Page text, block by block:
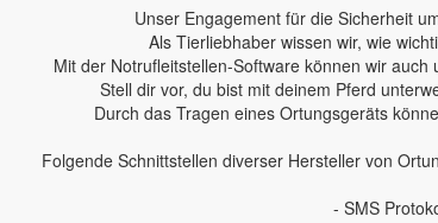
Unser Engagement für die Sicherheit
Als Tierliebhaber wissen wir, wie
Mit der Notrufleitstellen-Software können wir
Stell dir vor, du bist mit deinem Pferd
Durch das Tragen eines Ortungsgeräts
Folgende Schnittstellen diverser Hersteller von
- SMS